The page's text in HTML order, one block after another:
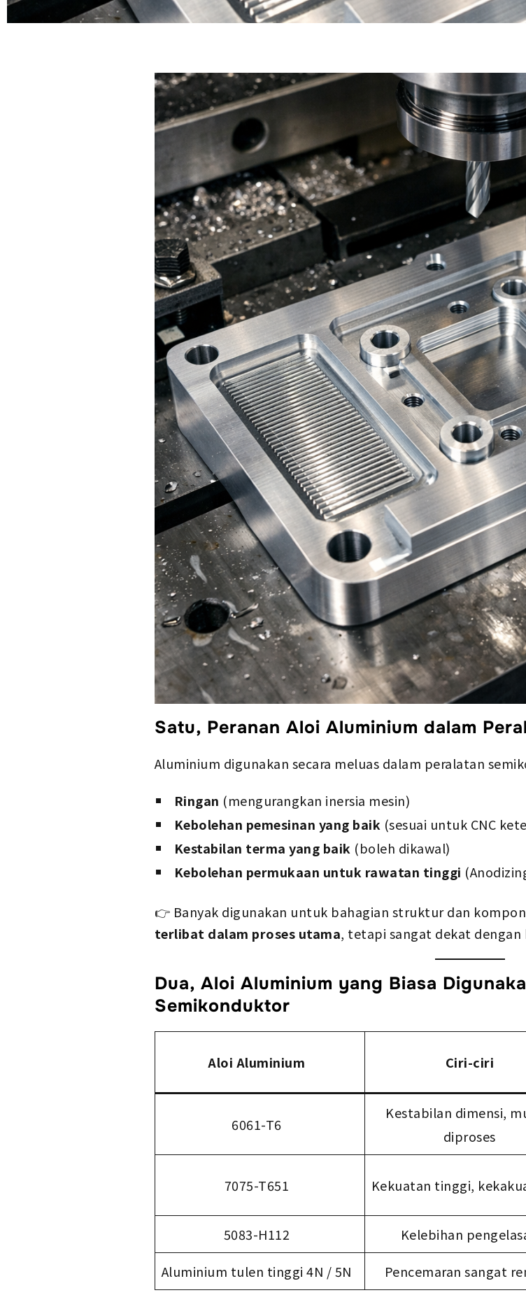
Satu, Peranan Aloi Aluminium dalam
Aluminium digunakan secara meluas dalam peralatan
Ringan (mengurangkan inersia mesin)
Kebolehan pemesinan yang baik (sesuai untuk CNC
Kestabilan terma yang baik (boleh dikawal)
Kebolehan permukaan untuk rawatan tinggi
👉 Banyak digunakan untuk bahagian struktur dan
terlibat dalam proses utama, tetapi sangat dekat dengan
Dua, Aloi Aluminium yang Biasa
Semikonduktor
Aloi Aluminium Ciri-ciri
6061-T6
Kestabilan dimensi,
diproses
7075-T651 Kekuatan tinggi,
5083-H112 Kelebihan
Aluminium tulen tinggi 4N / 5N Pencemaran sangat